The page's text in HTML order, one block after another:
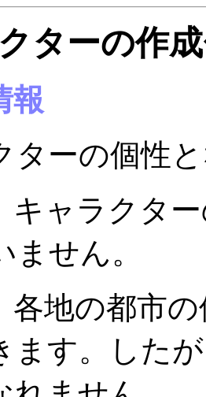
ターの作
報
ーの個性
ャラクタ
せん。
の都市の
ます。した